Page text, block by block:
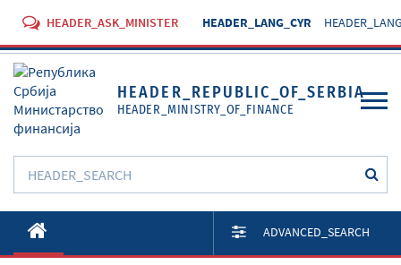
HEADER_ASK_MINISTER HEADER_LANG_CYR
HEADER_REPUBLIC_OF_SERBIA
HEADER_MINISTRY_OF_FINANCE
O Министарству
Активности
ADVANCED_SEARCH